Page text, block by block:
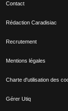
Contact
Rédaction Caradisiac
Recrutement
Mentions légales
Charte d'utilisation des
Gérer Utiq